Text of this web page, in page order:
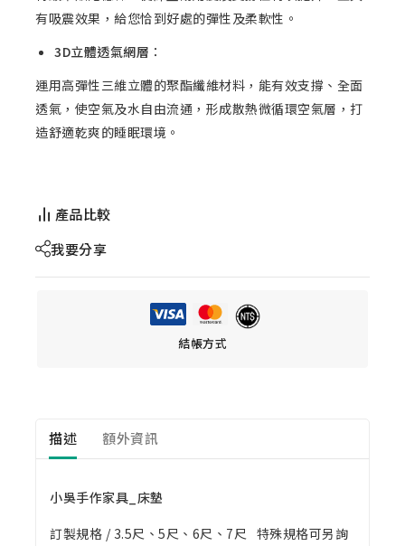
有吸震效果，給您恰到好處的彈性及柔軟性。
3D立體透氣網層 ：
運用高彈性三維立體的聚酯纖維材料，能有效支撐、全面
透氣，使空氣及水自由流通，形成散熱微循環空氣層，打
造舒適乾爽的睡眠環境。
產品比較
我要分享
結帳方式
描述 額外資訊
小吳手作家具_床墊
訂製規格 / 3.5尺、5尺、6尺、7尺 特殊規格可另詢